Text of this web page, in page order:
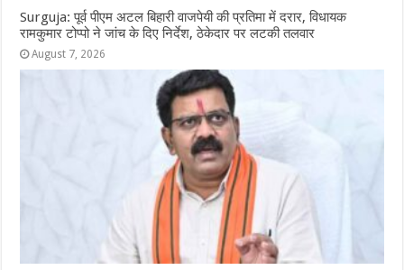
Surguja: पूर्व पीएम अटल बिहारी वाजपेयी की प्रतिमा में दरार, विधायक
रामकुमार टोप्पो ने जांच के दिए निर्देश, ठेकेदार पर लटकी तलवार
August 7, 2026